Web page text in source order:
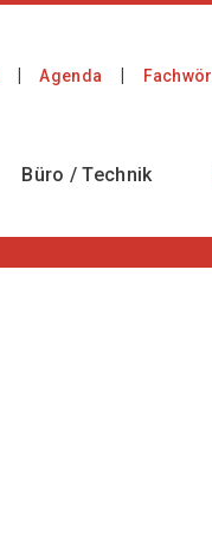
Agenda
Büro / Technik